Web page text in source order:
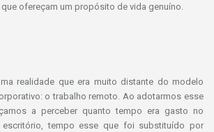
ofereçam um propósito de vida genuíno.
realidade que era muito distante do modelo
o trabalho remoto. Ao adotarmos esse
a perceber quanto tempo era gasto no
tempo esse que foi substituído por